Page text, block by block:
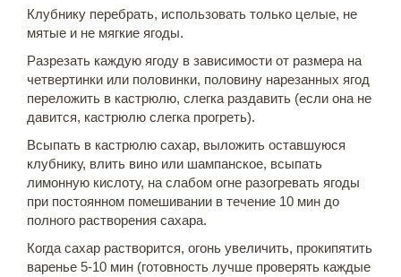
Клубнику перебрать, использовать только целые, не
мятые и не мягкие ягоды.
Разрезать каждую ягоду в зависимости от размера на
четвертинки или половинки, половину нарезанных ягод
переложить в кастрюлю, слегка раздавить (если она не
давится, кастрюлю слегка прогреть).
Всыпать в кастрюлю сахар, выложить оставшуюся
клубнику, влить вино или шампанское, всыпать
лимонную кислоту, на слабом огне разогревать ягоды
при постоянном помешивании в течение 10 мин до
полного растворения сахара.
Когда сахар растворится, огонь увеличить, прокипятить
варенье 5-10 мин (готовность лучше проверять каждые